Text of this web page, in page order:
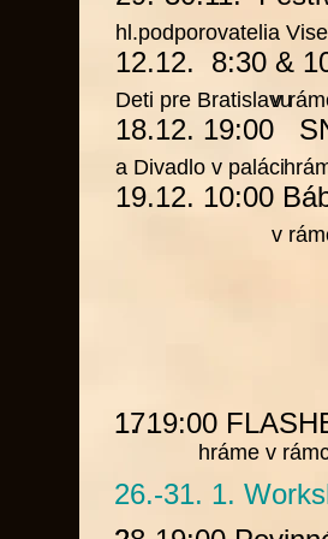
hl.podporovatelia
12.12. 8:30 &
Deti pre Bratislavu
18.12. 19:00
v
hráme v
a Divadlo v paláci
19.12. 10:00
v
1. 19:00
hráme v rámci
17.
26.-31. 1.